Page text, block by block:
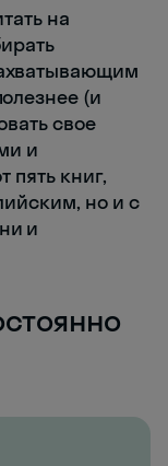
на
(и
свое
и
пять книг,
но и с
и